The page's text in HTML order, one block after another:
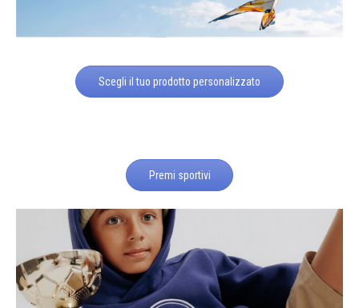
Scegli il tuo prodotto personalizzato
Premi sportivi